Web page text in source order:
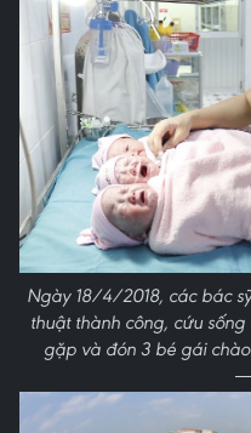
Ngày 18/4/2018, các bác
thuật thành công, cứu
gặp và đón 3 bé gái